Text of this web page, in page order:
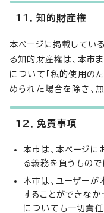
11．知的財産権
本ページに掲載してい
る知的財産権は、本市
について「私的使用の
められた場合を除き、
12．免責事項
本市は、本ページ
る義務を負うもので
本市は、ユーザーが
することができな
についても一切責任